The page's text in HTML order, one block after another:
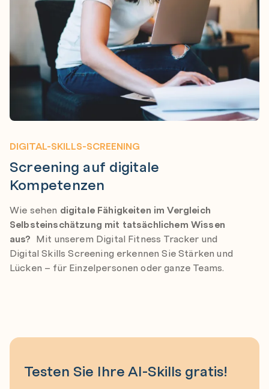
DIGITAL-SKILLS-SCREENING
Screening auf digitale
Kompetenzen
Wie sehen digitale Fähigkeiten im Vergleich
Selbsteinschätzung mit tatsächlichem Wissen
aus? Mit unserem Digital Fitness Tracker und
Digital Skills Screening erkennen Sie Stärken und
Lücken – für Einzelpersonen oder ganze Teams.
Testen Sie Ihre AI-Skills gratis!